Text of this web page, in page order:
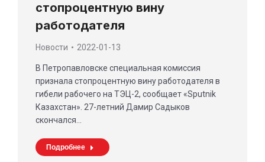
стопроцентную вину
работодателя
Новости 2022-01-13
В Петропавловске специальная комиссия
признала стопроцентную вину работодателя в
гибели рабочего на ТЭЦ-2, сообщает «Sputnik
Казахстан». 27-летний Дамир Садыков
скончался…
Подробнее